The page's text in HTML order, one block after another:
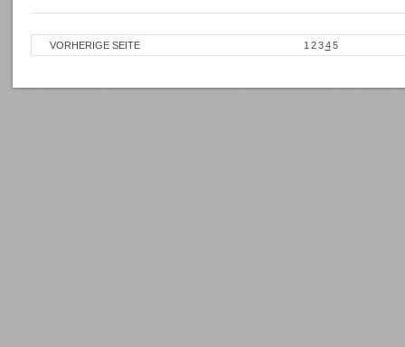
VORHERIGE SEITE 1 2 3 4 5